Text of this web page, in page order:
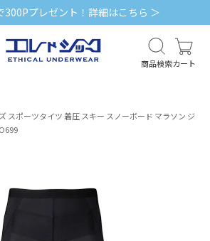
300Pプレゼント！詳細はこちら ＞
商品検索カート
スポーツタイツ 着圧 スキー スノーボード マラソン ジ